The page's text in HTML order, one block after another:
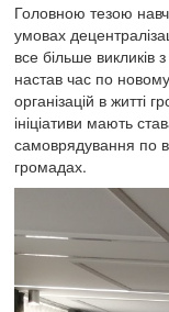
Головною тезою
умовах
все більше викликів
настав час по
організацій в житті
ініціативи мають
самоврядування по
громадах.